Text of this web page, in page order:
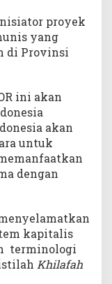
proyek
yang
di Provinsi
ini akan
akan
untuk
dengan
kapitalis
terminologi
Khilafah